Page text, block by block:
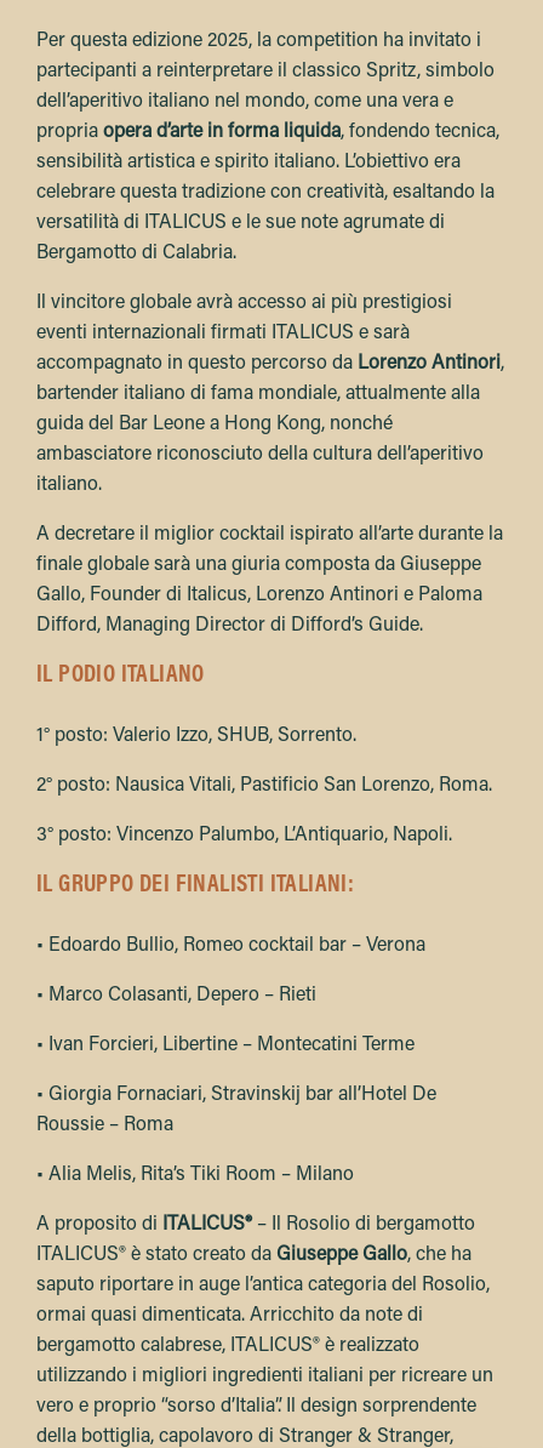
Per questa edizione 2025, la competition ha invitato i
partecipanti a reinterpretare il classico Spritz, simbolo
dell’aperitivo italiano nel mondo, come una vera e
propria opera d’arte in forma liquida, fondendo tecnica,
sensibilità artistica e spirito italiano. L’obiettivo era
celebrare questa tradizione con creatività, esaltando la
versatilità di ITALICUS e le sue note agrumate di
Bergamotto di Calabria.
Il vincitore globale avrà accesso ai più prestigiosi
eventi internazionali firmati ITALICUS e sarà
accompagnato in questo percorso da Lorenzo Antinori,
bartender italiano di fama mondiale, attualmente alla
guida del Bar Leone a Hong Kong, nonché
ambasciatore riconosciuto della cultura dell’aperitivo
italiano.
A decretare il miglior cocktail ispirato all’arte durante la
finale globale sarà una giuria composta da Giuseppe
Gallo, Founder di Italicus, Lorenzo Antinori e Paloma
Difford, Managing Director di Difford’s Guide.
IL PODIO ITALIANO
1° posto: Valerio Izzo, SHUB, Sorrento.
2° posto: Nausica Vitali, Pastificio San Lorenzo, Roma.
3° posto: Vincenzo Palumbo, L’Antiquario, Napoli.
IL GRUPPO DEI FINALISTI ITALIANI:
• Edoardo Bullio, Romeo cocktail bar – Verona
• Marco Colasanti, Depero – Rieti
• Ivan Forcieri, Libertine – Montecatini Terme
• Giorgia Fornaciari, Stravinskij bar all’Hotel De
Roussie – Roma
• Alia Melis, Rita’s Tiki Room – Milano
A proposito di ITALICUS®– Il Rosolio di bergamotto
ITALICUS® è stato creato da Giuseppe Gallo, che ha
saputo riportare in auge l’antica categoria del Rosolio,
ormai quasi dimenticata. Arricchito da note di
bergamotto calabrese, ITALICUS® è realizzato
utilizzando i migliori ingredienti italiani per ricreare un
vero e proprio “sorso d’Italia”. Il design sorprendente
della bottiglia, capolavoro di Stranger & Stranger,